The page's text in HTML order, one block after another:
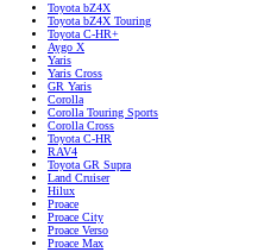
Toyota bZ4X
Toyota bZ4X Touring
Toyota C-HR+
Aygo X
Yaris
Yaris Cross
GR Yaris
Corolla
Corolla Touring Sports
Corolla Cross
Toyota C-HR
RAV4
Toyota GR Supra
Land Cruiser
Hilux
Proace
Proace City
Proace Verso
Proace Max